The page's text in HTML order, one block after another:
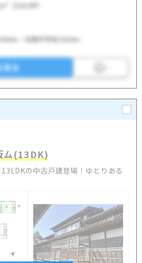
（538.9坪）
・志賀中学校/3550m
見る
ム(13DK)
の中古戸建登場！ゆとりある